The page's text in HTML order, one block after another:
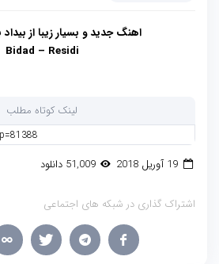
اهنگ جدید و بسیار زیبا از
Bidad – Residi
لینک کوتاه مطلب
19 آوریل 2018 51,009 دانلود
اشتراک گذاری در شبکه های اجتماعی